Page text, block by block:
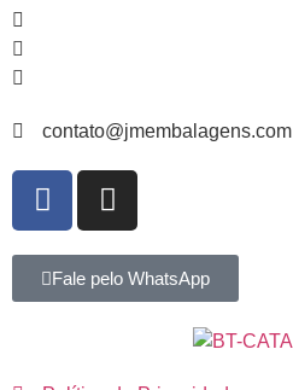
contato@jmembalagens.com
Fale pelo WhatsApp